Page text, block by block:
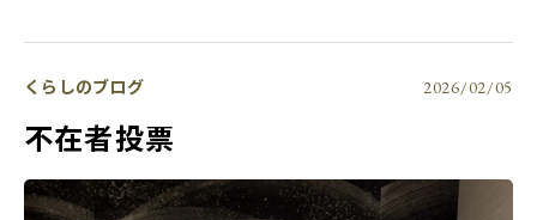
くらしのブログ 2026/02/05
不在者投票